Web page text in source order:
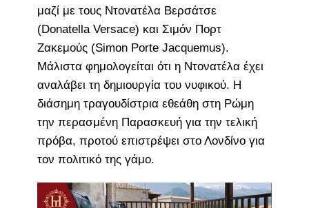
μαζί με τους Ντονατέλα Βερσάτσε
(Donatella Versace) και Σιμόν Πορτ
Ζακεμούς (Simon Porte Jacquemus).
Μάλιστα φημολογείται ότι η Ντονατέλα έχει
αναλάβει τη δημιουργία του νυφικού. Η
διάσημη τραγουδίστρια εθεάθη στη Ρώμη
την περασμένη Παρασκευή για την τελική
πρόβα, προτού επιστρέψει στο Λονδίνο για
τον πολιτικό της γάμο.